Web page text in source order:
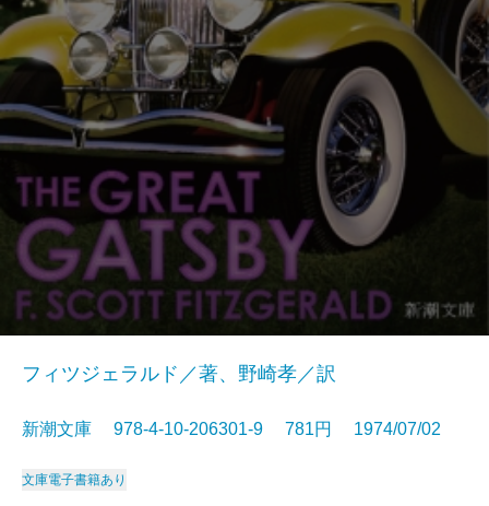
フィツジェラルド／著、野崎孝／訳
新潮文庫 978-4-10-206301-9 781円 1974/07/02
文庫電子書籍あり